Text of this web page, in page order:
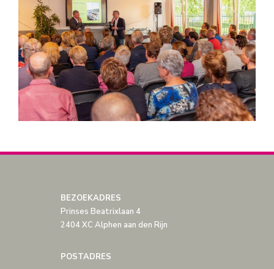
BEZOEKADRES
Prinses Beatrixlaan 4
2404 XC Alphen aan den Rijn
POSTADRES